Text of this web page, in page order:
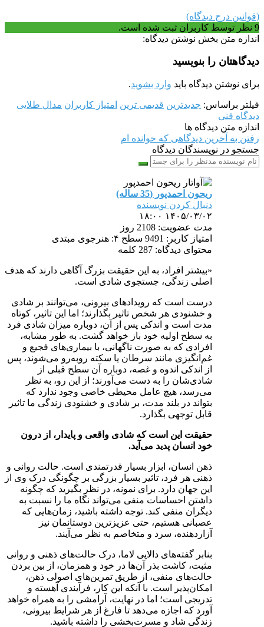
(قوانین درج دیدگاه)
9 نظر توسط کاربران ثبت شده است.
اندازه متن بخش نوشتن دیدگاه:
دیدگاهتان را بنویسید
برای نوشتن دیدگاه باید وارد بشوید.
فیلتر براساس: جدیدترین قدیمی ترین امتیاز کاربران مدال طلایی
دیدگاه فنی
اندازه متن دیدگاه ها
رفتن به آخرین دیدگاهی که خوانده ام
جستجو در نویسندگان دیدگاه
ريحون احمدپور (35 ساله)
دنبال کردن نویسنده
۱۴۰۵/۰۳/۰۲ ۱۸:۰۰
مدت عضویت: 2108 روز
امتیاز کاربر: 9491
سطح ۴: هنرجوی مبتدی
محتوای دیدگاه: 287 کلمه
«بیشتر افراد، به این حقیقت بزرگ آگاهی دارند که هدف
اصلی زندگی، جستجوی شادی است.
درست است که رویدادهای بیرونی، می‌توانند بر شادی
و خشنودی هر شخص تاثیر بگذارند؛ اما این تاثیر، کوتاه
مدت است و اندکی پس از آن، دوباره میزان شادی فرد
به سطح اولیه خود باز خواهد گشت. به طور مشابه،
افرادی که به صورت ناگهانی، با بیماری‌های فجیع و
غم‌انگیزی مانند سرطان یا سکته روبه‌رو می‌شوند، پس
از اندکی اندوه و غصه، دوباره آن سطح قبلی از
شادی‌شان را به دست می‌آورند؛ از این رو، به نظر
می‌رسد، هیچ عامل محیطی خاصی وجود ندارد که
بتواند در بلند مدت، بر شادی و خشنودی زندگی ما تاثیر
قابل توجهی بگذارد.
حقیقت این است که شادی واقعی و پایدار، از درون
خود انسان پدید می‌آید.
ذهن انسان، ابزار بسیار قدرتمندی است. حالت روانی و
ذهنی هر فرد، تاثیر بسیار بزرگی بر چگونگی درک وی از
این جهان دارد. برای نمونه، در نظر بگیرید که چگونه
داشتن احساسات منفی می‌تواند نگاه ما را نسبت به
دیگران منفی کند. توجه داشته باشید، زمان‌هایی که
عصبانی هستیم، حتی عزیزترین دوستانمان نیز
آزاردهنده، سرد و متخاصم به نظر می‌آیند.
بنابر گفته‌های دالایی لاما، درک حالت‌های ذهنی و روانی
مثبت، کاشت بذر آن‌ها در خود و همزمان، از بین بردن
حالت‌های منفی، از طریق تمرین‌های اصولی ذهن،
امکان‌پذیر است. با آنکه این کار، فرآیندی آهسته و
تدریجی است؛ اما در نهایت، آرامشی را به همراه خواهد
آورد که اجازه می‌دهد تا فارغ از هر شرایط بیرونی،
زندگی شاد و مسرت‌بخشی را داشته باشید.